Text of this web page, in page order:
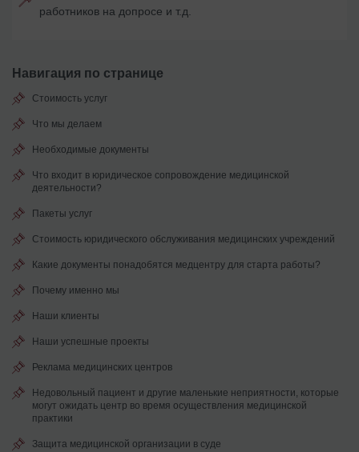
работников на допросе и т.д.
Навигация по странице
Стоимость услуг
Что мы делаем
Необходимые документы
Что входит в юридическое сопровождение медицинской
деятельности?
Пакеты услуг
Стоимость юридического обслуживания медицинских учреждений
Какие документы понадобятся медцентру для старта работы?
Почему именно мы
Наши клиенты
Наши успешные проекты
Реклама медицинских центров
Недовольный пациент и другие маленькие неприятности, которые
могут ожидать центр во время осуществления медицинской
практики
Защита медицинской организации в суде